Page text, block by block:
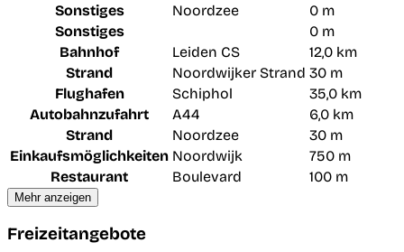
Sonstiges
Noordzee
0 m
Sonstiges
0 m
Bahnhof
Leiden CS
12,0 km
Strand
Noordwijker Strand 30 m
Flughafen
Schiphol
35,0 km
Autobahnzufahrt
A44
6,0 km
Strand
Noordzee
30 m
Einkaufsmöglichkeiten Noordwijk
750 m
Restaurant
Boulevard 100 m
Mehr anzeigen
Freizeitangebote